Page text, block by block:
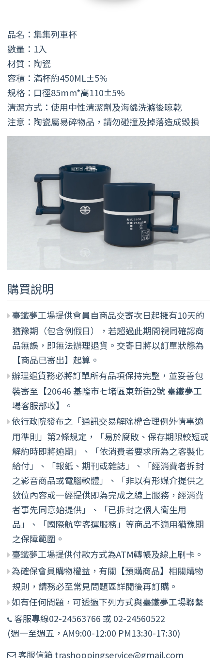
品名：集集列車杯
數量：1入
材質：陶瓷
容積：滿杯約450ML±5%
規格：口徑85mm*高110±5%
清潔方式：使用中性清潔劑及海綿洗滌後晾乾
注意：陶瓷屬易碎物品，請勿碰撞及掉落造成毀損
購買說明
臺鐵夢工場提供會員自商品交寄次日起擁有10天的
猶豫期（包含例假日），若超過此期間視同確認商
品無誤，即無法辦理退貨。交寄日將以訂單狀態為
【商品已寄出】起算。
辦理退貨務必將訂單所有品項保持完整，並妥善包
裝寄至【20646 基隆市七堵區東新街2號 臺鐵夢工
場客服部收】。
依行政院發布之「通訊交易解除權合理例外情事適
用準則」第2條規定，「易於腐敗、保存期限較短或
解約時即將逾期」、「依消費者要求所為之客製化
給付」、「報紙、期刊或雜誌」、「經消費者拆封
之影音商品或電腦軟體」、「非以有形媒介提供之
數位內容或一經提供即為完成之線上服務，經消費
者事先同意始提供」、「已拆封之個人衛生用
品」、「國際航空客運服務」等商品不適用猶豫期
之保障範圍。
臺鐵夢工場提供付款方式為ATM轉帳及線上刷卡。
為確保會員購物權益，有關【預購商品】相關購物
規則，請務必至常見問題區詳閱後再訂購。
如有任何問題，可透過下列方式與臺鐵夢工場聯繫
客服專線02-24563766 或 02-24560522
(週一至週五，AM9:00-12:00 PM13:30-17:30)
客服信箱 trashoppingservice@gmail.com